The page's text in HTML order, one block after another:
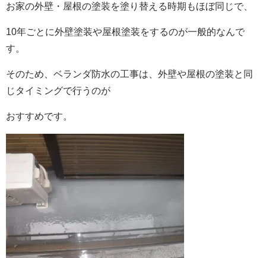
お家の外壁・屋根の塗装を塗り替える時期もほぼ同じで、
10年ごとに外壁塗装や屋根塗装をするのが一般的なんで
す。
そのため、ベランダ防水の工事は、外壁や屋根の塗装と同
じタイミングで行うのが
おすすめです。